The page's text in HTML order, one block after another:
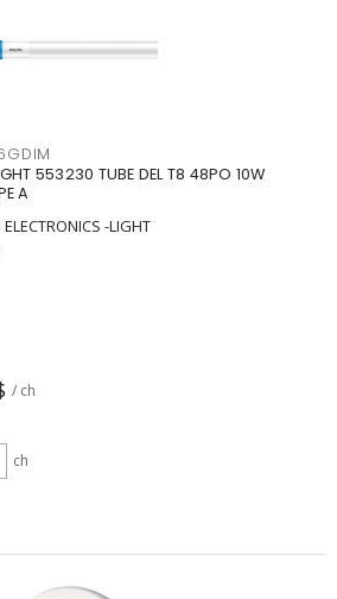
553230 TUBE DEL T8 48PO 10W
A
-LIGHT
/ ch
ch